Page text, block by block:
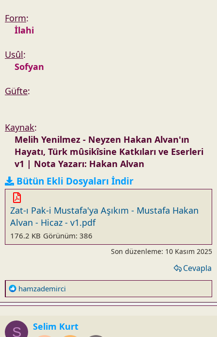
Form:
İlahi
Usûl:
Sofyan
Güfte:
Kaynak:
Melih Yenilmez - Neyzen Hakan Alvan'ın
Hayatı, Türk mûsikîsine Katkıları ve Eserleri
v1 | Nota Yazarı: Hakan Alvan
Bütün Ekli Dosyaları İndir
Zat-ı Pak-i Mustafa'ya Aşıkım - Mustafa Hakan
Alvan - Hicaz - v1.pdf
176.2 KB Görünüm: 386
Son düzenleme: 10 Kasım 2025
Cevapla
R
e
a
c
t
hamzademirci
S Selim Kurt